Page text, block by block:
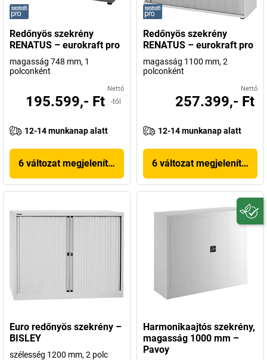
Redőnyös szekrény
RENATUS – eurokraft pro
magasság 748 mm, 1
polconként
Nettó
195.599,- Ft -tól
12-14 munkanap alatt
6 változat megjelenítése
Redőnyös szekrény
RENATUS – eurokraft pro
magasság 1100 mm, 2
polconként
Nettó
257.399,- Ft
12-14 munkanap alatt
6 változat megjelenítése
Euro redőnyös szekrény –
BISLEY
szélesség 1200 mm, 2 polc
Harmonikaajtós szekrény,
magasság 1000 mm –
Pavoy